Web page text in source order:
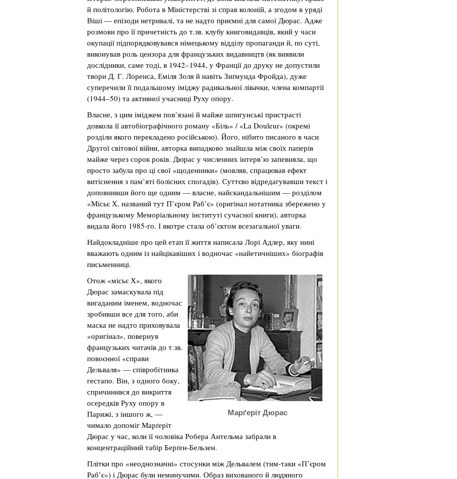
й політологію. Робота в Міністерстві зі справ колоній, а згодом в уряді
Віші — епізоди нетривалі, та не надто приємні для самої Дюрас. Адже
розмови про її причетність до т.зв. клубу книговидавців, який у часи
окупації підпорядковувався німецькому відділу пропаганди й, по суті,
виконував роль цензора для французьких видавництв (як виявили
дослідники, саме тоді, в 1942–1944, у Франції до друку не допустили
твори Д. Г. Лоренса, Еміля Золя й навіть Зиґмунда Фройда), дуже
суперечили її подальшому іміджу радикальної лівачки, члена компартії
(1944–50) та активної учасниці Руху опору.
Власне, з цим іміджем пов’язані й майже шпигунські пристрасті
довкола її автобіографічного роману «Біль» / «La Douleur» (окремі
розділи якого перекладено російською). Його, нібито писаного в часи
Другої світової війни, авторка випадково знайшла між своїх паперів
майже через сорок років. Дюрас у численних інтерв’ю запевняла, що
просто забула про ці свої «щоденники» (мовляв, спрацював ефект
витіснення з пам’яті болісних спогадів). Суттєво відредагувавши текст і
доповнивши його ще одним — власне, найскандальнішим — розділом
«Місьє Х, названий тут П’єром Раб’є» (оригінал нотатника збережено у
французькому Меморіальному інституті сучасної книги), авторка
видала його 1985-го. І вкотре стала об’єктом всезагальної уваги.
Найдокладніше про цей етап її життя написала Лорі Адлер, яку нині
вважають одним із найцікавіших і водночас «найетичніших» біографів
письменниці.
Марґеріт Дюрас
Отож «місьє Х», якого
Дюрас замаскувала під
вигаданим іменем, водночас
зробивши все для того, аби
маска не надто приховувала
«оригінал», повернув
французьких читачів до т.зв.
повоєнної «справи
Дельваля» — співробітника
гестапо. Він, з одного боку,
спричинився до викриття
осередків Руху опору в
Парижі, з іншого ж, —
чимало допоміг Марґеріт
Дюрас у час, коли її чоловіка Робера Антельма забрали в
концентраційний табір Берґен-Бельзен.
Плітки про «неоднозначні» стосунки між Дельвалем (тим-таки «П’єром
Раб’є») і Дюрас були неминучими. Образ вихованого й людяного